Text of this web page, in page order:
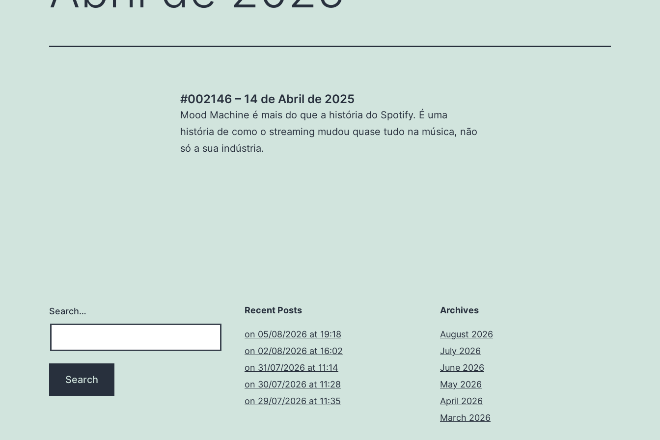
#002146 – 14 de Abril de 2025
Mood Machine é mais do que a história do Spotify. É uma
história de como o streaming mudou quase tudo na música, não
só a sua indústria.
Search… Recent Posts
​on 05/08/2026 at 19:18
​on 02/08/2026 at 16:02
​on 31/07/2026 at 11:14
​on 30/07/2026 at 11:28
​on 29/07/2026 at 11:35
Archives
August 2026
July 2026
June 2026
May 2026
April 2026
March 2026